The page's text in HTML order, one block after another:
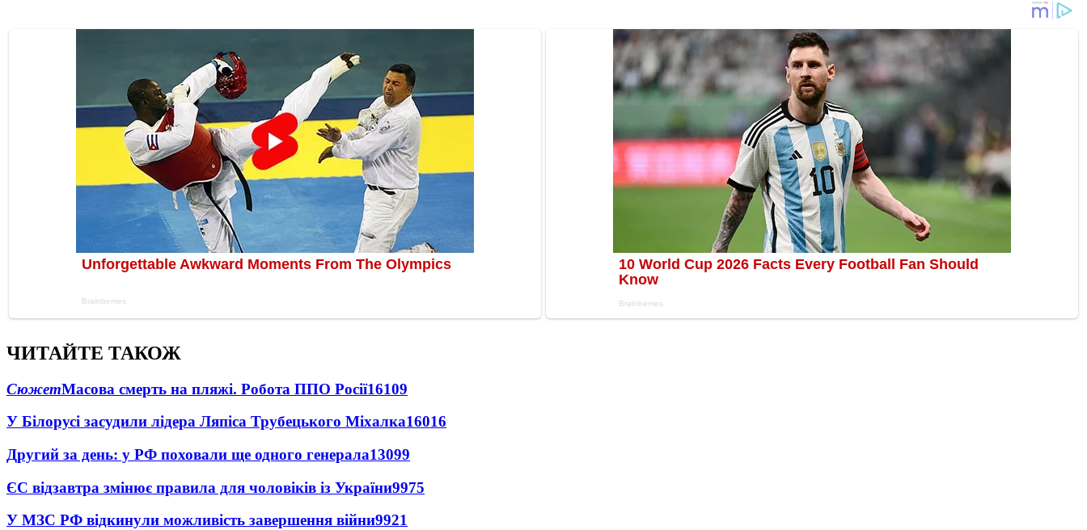
ЧИТАЙТЕ ТАКОЖ
СюжетМасова смерть на пляжі. Робота ППО Росії16109
У Білорусі засудили лідера Ляпіса Трубецького Міхалка16016
Другий за день: у РФ поховали ще одного генерала13099
ЄС відзавтра змінює правила для чоловіків із України9975
У МЗС РФ відкинули можливість завершення війни9921